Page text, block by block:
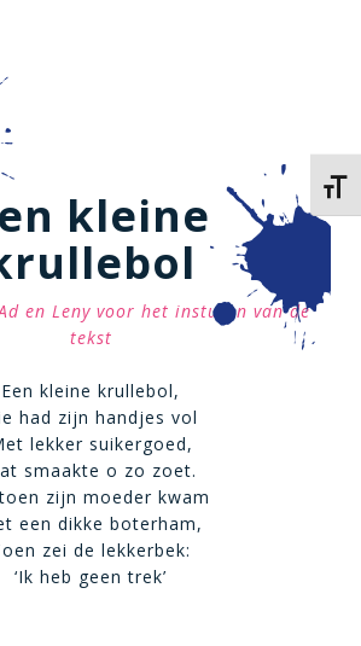
kleine
en Leny voor het insturen van de
tekst
Een kleine krullebol,
had zijn handjes vol
lekker suikergoed,
smaakte o zo zoet.
zijn moeder kwam
een dikke boterham,
zei de lekkerbek:
‘Ik heb geen trek’